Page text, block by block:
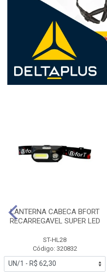
LANTERNA CABECA BFORT
RECARREGAVEL SUPER LED
ST-HL28
Código: 320832